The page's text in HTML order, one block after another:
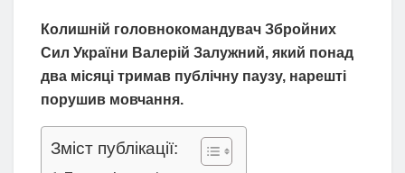
Колишній головнокомандувач Збройних
Сил України Валерій Залужний, який понад
два місяці тримав публічну паузу, нарешті
порушив мовчання.
Зміст публікації: